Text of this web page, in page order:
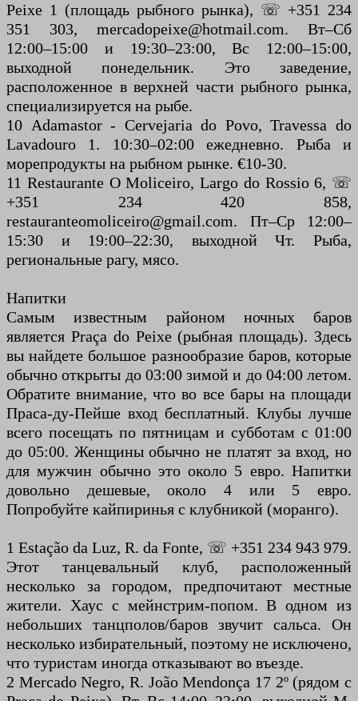
Peixe 1 (площадь рыбного рынка), ☏ +351 234
351 303, mercadopeixe@hotmail.com. Вт–Сб
12:00–15:00 и 19:30–23:00, Вс 12:00–15:00,
выходной понедельник. Это заведение,
расположенное в верхней части рыбного рынка,
специализируется на рыбе.
10 Adamastor - Cervejaria do Povo, Travessa do
Lavadouro 1. 10:30–02:00 ежедневно. Рыба и
морепродукты на рыбном рынке. €10-30.
11 Restaurante O Moliceiro, Largo do Rossio 6, ☏
+351 234 420 858,
restauranteomoliceiro@gmail.com. Пт–Ср 12:00–
15:30 и 19:00–22:30, выходной Чт. Рыба,
региональные рагу, мясо.
Напитки
Самым известным районом ночных баров
является Praça do Peixe (рыбная площадь). Здесь
вы найдете большое разнообразие баров, которые
обычно открыты до 03:00 зимой и до 04:00 летом.
Обратите внимание, что во все бары на площади
Праса-ду-Пейше вход бесплатный. Клубы лучше
всего посещать по пятницам и субботам с 01:00
до 05:00. Женщины обычно не платят за вход, но
для мужчин обычно это около 5 евро. Напитки
довольно дешевые, около 4 или 5 евро.
Попробуйте кайпиринья с клубникой (моранго).
1 Estação da Luz, R. da Fonte, ☏ +351 234 943 979.
Этот танцевальный клуб, расположенный
несколько за городом, предпочитают местные
жители. Хаус с мейнстрим-попом. В одном из
небольших танцполов/баров звучит сальса. Он
несколько избирательный, поэтому не исключено,
что туристам иногда отказывают во въезде.
2 Mercado Negro, R. João Mendonça 17 2º (рядом с